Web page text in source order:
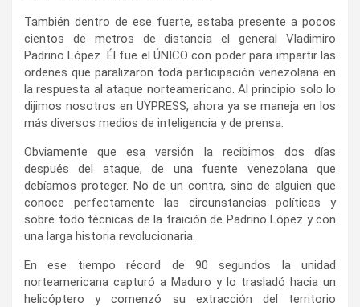
También dentro de ese fuerte, estaba presente a pocos
cientos de metros de distancia el general Vladimiro
Padrino López. Él fue el ÚNICO con poder para impartir las
ordenes que paralizaron toda participación venezolana en
la respuesta al ataque norteamericano. Al principio solo lo
dijimos nosotros en UYPRESS, ahora ya se maneja en los
más diversos medios de inteligencia y de prensa.
Obviamente que esa versión la recibimos dos días
después del ataque, de una fuente venezolana que
debíamos proteger. No de un contra, sino de alguien que
conoce perfectamente las circunstancias políticas y
sobre todo técnicas de la traición de Padrino López y con
una larga historia revolucionaria.
En ese tiempo récord de 90 segundos la unidad
norteamericana capturó a Maduro y lo trasladó hacia un
helicóptero y comenzó su extracción del territorio